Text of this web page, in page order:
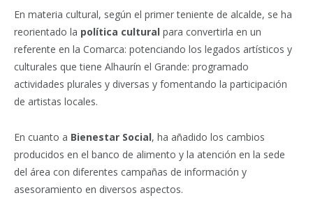
En materia cultural, según el primer teniente de alcalde, se ha
reorientado la política cultural para convertirla en un
referente en la Comarca: potenciando los legados artísticos y
culturales que tiene Alhaurín el Grande: programado
actividades plurales y diversas y fomentando la participación
de artistas locales.
En cuanto a Bienestar Social, ha añadido los cambios
producidos en el banco de alimento y la atención en la sede
del área con diferentes campañas de información y
asesoramiento en diversos aspectos.